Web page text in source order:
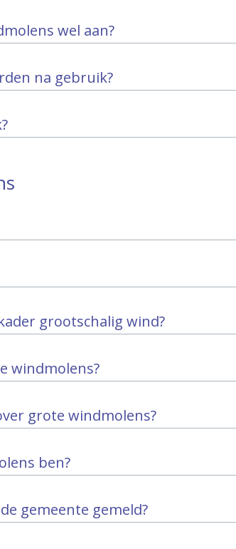
wel aan?
na gebruik?
grootschalig wind?
windmolens?
grote windmolens?
ben?
gemeente gemeld?